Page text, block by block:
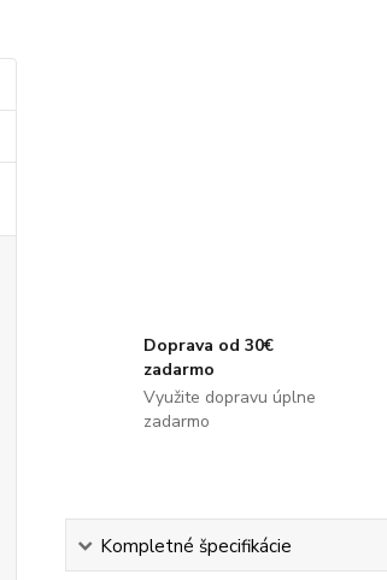
Doprava od 30€
zadarmo
Využite dopravu úplne
zadarmo
Kompletné špecifikácie